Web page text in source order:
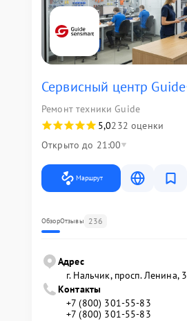
Сервисный центр Guide
Ремонт техники Guide
5,0232 оценки
Открыто до 21:00
Маршрут
ОбзорОтзывы 236
Адрес
г. Нальчик, просп. Ленина, 3
Контакты
+7 (800) 301-55-83
+7 (800) 301-55-83